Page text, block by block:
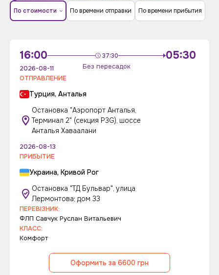
По стоимости По времени отправки По времени прибытия
16:00 37:30
Без пересадок
05:30
2026-08-11
ОТПРАВЛЕНИЕ
Турция, Анталья
Остановка "Аэропорт Анталья,
Терминал 2" (секция P3G), шоссе
Анталья Хаваалани
2026-08-13
ПРИБЫТИЕ
Украина, Кривой Рог
Остановка "ТД Бульвар", улица
Лермонтова; дом 33
ПЕРЕВІЗНИК:
ФЛП Савчук Руслан Витальевич
КЛАСС:
Комфорт
Оформить за 6600 грн